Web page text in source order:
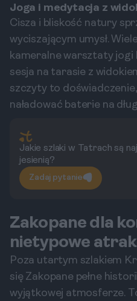
Joga i medytacja z
Cisza i bliskość natury
wyciszającym umysł.
kameralne warsztaty jogi
sesja na tarasie z
szczyty to
naładować baterie na
Jakie szlaki w Tatrach są
jesienią?
Zadaj pytanie
Zakopane dla
nietypowe
Poza utartym szlakiem
się Zakopane pełne
wyjątkowej atmosferze.